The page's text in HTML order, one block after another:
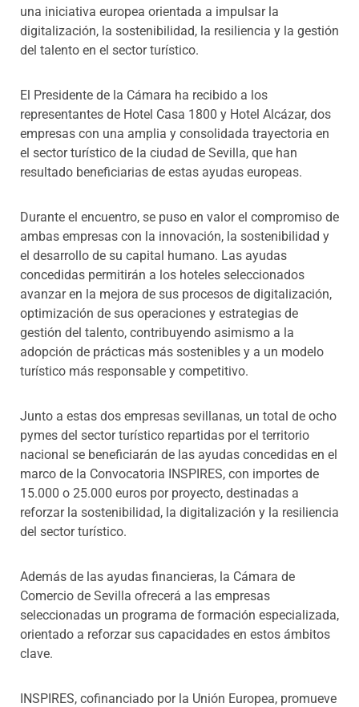
una iniciativa europea orientada a impulsar la
digitalización, la sostenibilidad, la resiliencia y la gestión
del talento en el sector turístico.
El Presidente de la Cámara ha recibido a los
representantes de Hotel Casa 1800 y Hotel Alcázar, dos
empresas con una amplia y consolidada trayectoria en
el sector turístico de la ciudad de Sevilla, que han
resultado beneficiarias de estas ayudas europeas.
Durante el encuentro, se puso en valor el compromiso de
ambas empresas con la innovación, la sostenibilidad y
el desarrollo de su capital humano. Las ayudas
concedidas permitirán a los hoteles seleccionados
avanzar en la mejora de sus procesos de digitalización,
optimización de sus operaciones y estrategias de
gestión del talento, contribuyendo asimismo a la
adopción de prácticas más sostenibles y a un modelo
turístico más responsable y competitivo.
Junto a estas dos empresas sevillanas, un total de ocho
pymes del sector turístico repartidas por el territorio
nacional se beneficiarán de las ayudas concedidas en el
marco de la Convocatoria INSPIRES, con importes de
15.000 o 25.000 euros por proyecto, destinadas a
reforzar la sostenibilidad, la digitalización y la resiliencia
del sector turístico.
Además de las ayudas financieras, la Cámara de
Comercio de Sevilla ofrecerá a las empresas
seleccionadas un programa de formación especializada,
orientado a reforzar sus capacidades en estos ámbitos
clave.
INSPIRES, cofinanciado por la Unión Europea, promueve